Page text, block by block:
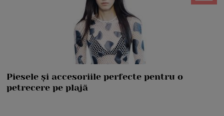
Piesele și accesoriile perfecte pentru o
petrecere pe plajă